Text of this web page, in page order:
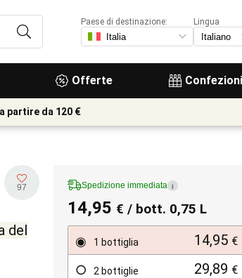
Offerte Confezioni
Paese di destinazione:
Lingua
partire da 120 €
97
del
Spedizione immediata i
14,95 € / bott. 0,75 L
1 bottiglia 14,95 €
2 bottiglie 29,89 €